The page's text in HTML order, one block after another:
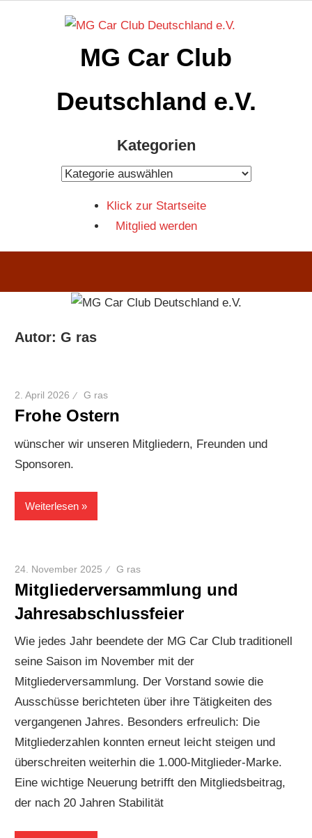
MG Car Club
Deutschland e.V.
Kategorien
Kategorien
Klick zur Startseite
Mitglied werden
Autor:G ras
2. April 2026 G ras
Frohe Ostern
wünscher wir unseren Mitgliedern, Freunden und
Sponsoren.
Weiterlesen
24. November 2025 G ras
Mitgliederversammlung und
Jahresabschlussfeier
Wie jedes Jahr beendete der MG Car Club traditionell
seine Saison im November mit der
Mitgliederversammlung. Der Vorstand sowie die
Ausschüsse berichteten über ihre Tätigkeiten des
vergangenen Jahres. Besonders erfreulich: Die
Mitgliederzahlen konnten erneut leicht steigen und
überschreiten weiterhin die 1.000-Mitglieder-Marke.
Eine wichtige Neuerung betrifft den Mitgliedsbeitrag,
der nach 20 Jahren Stabilität